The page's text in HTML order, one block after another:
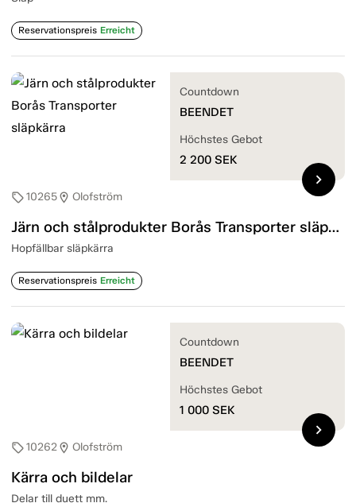
Reservationspreis Erreicht
sell10265location_on Olofström
Järn och stålprodukter Borås Transporter släpkärra
Hopfällbar släpkärra
Reservationspreis Erreicht
Countdown
BEENDET
Höchstes Gebot
2 200 SEK
chevron_right
sell10262location_on Olofström
Kärra och bildelar
Delar till duett mm.
Countdown
BEENDET
Höchstes Gebot
1 000 SEK
chevron_right